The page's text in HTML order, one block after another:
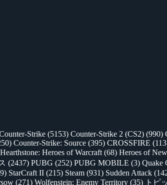
Strike (5153) Counter-Strike 2 (CS2) (990)
Counter-Strike: Source (395) CROSSFIRE
Hearthstone: Heroes of Warcraft (68) Heroes of
(2437) PUBG (252) PUBG MOBILE (3) Quake
StarCraft II (215) Steam (931) Sudden Attack
(271) Wolfenstein: Enemy Territory (35) トピ